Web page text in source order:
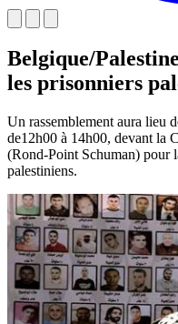
Belgique/
les prisonniers
Un rassemblement aura lieu
de12h00 à 14h00, devant la
(Rond-Point Schuman) pour
palestiniens.